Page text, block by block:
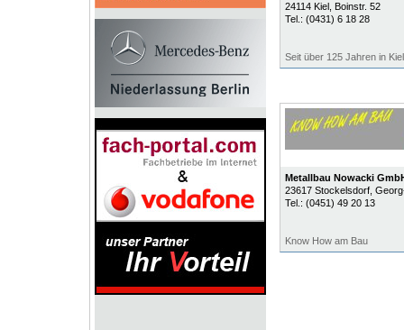
24114 Kiel, Boinstr. 52
Tel.: (0431) 6 18 28
Seit über 125 Jahren in
Metallbau Nowacki
23617 Stockelsdorf,
Tel.: (0451) 49 20 13
Know How am Bau